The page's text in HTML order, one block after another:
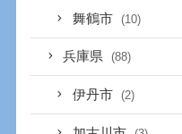
舞鶴市 (10)
兵庫県 (88)
伊丹市 (2)